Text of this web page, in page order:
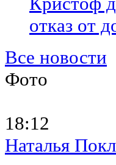
отказ от
Все новости
Фото
18:12
Наталья